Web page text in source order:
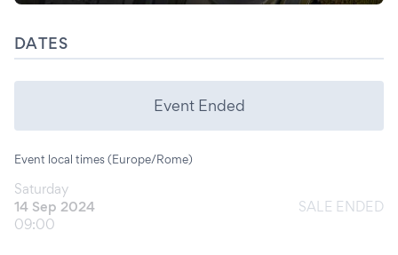
DATES
Event Ended
Event local times (Europe/Rome)
Saturday
14 Sep 2024
09:00
SALE ENDED